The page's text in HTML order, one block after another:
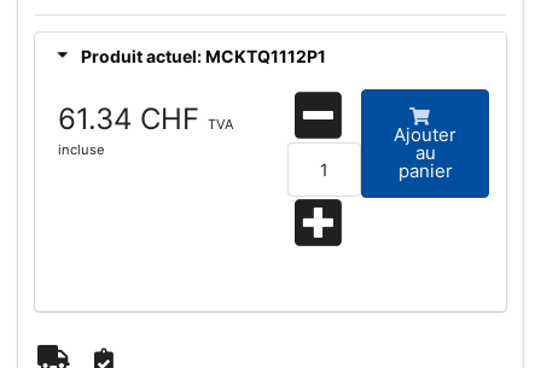
Produit actuel: MCKTQ1112P1
61.34 CHF TVA
incluse
Ajouter
au
panier